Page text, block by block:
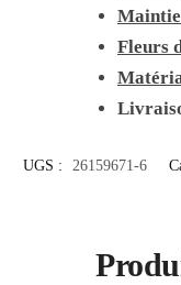
Fleurs
UGS : 26159671-6